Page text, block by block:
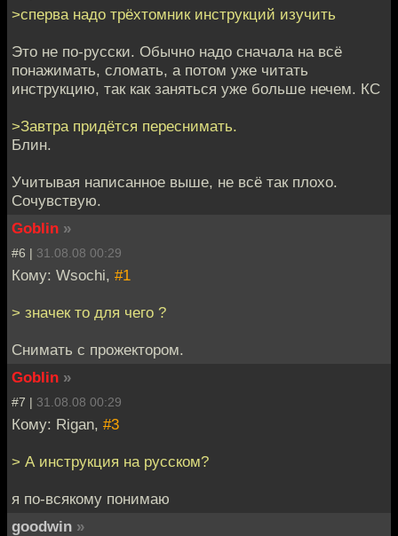
>сперва надо трёхтомник инструкций изучить
Это не по-русски. Обычно надо сначала на всё
понажимать, сломать, а потом уже читать
инструкцию, так как заняться уже больше нечем. КС
>Завтра придётся переснимать.
Блин.
Учитывая написанное выше, не всё так плохо.
Сочувствую.
Goblin »
#6 | 31.08.08 00:29
Кому: Wsochi, #1
> значек то для чего ?
Снимать с прожектором.
Goblin »
#7 | 31.08.08 00:29
Кому: Rigan, #3
> А инструкция на русском?
я по-всякому понимаю
goodwin »